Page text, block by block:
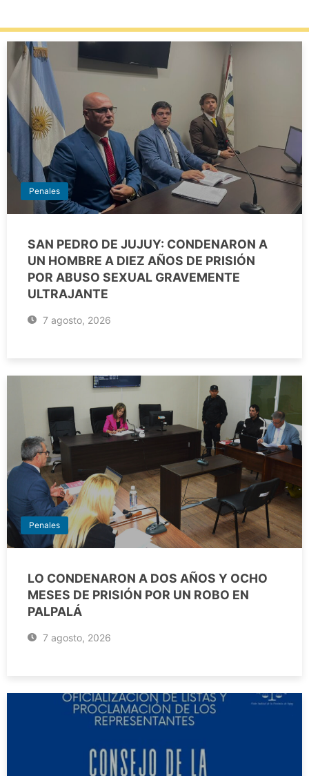
Penales
SAN PEDRO DE JUJUY: CONDENARON A
UN HOMBRE A DIEZ AÑOS DE PRISIÓN
POR ABUSO SEXUAL GRAVEMENTE
ULTRAJANTE
7 agosto, 2026
Penales
LO CONDENARON A DOS AÑOS Y OCHO
MESES DE PRISIÓN POR UN ROBO EN
PALPALÁ
7 agosto, 2026